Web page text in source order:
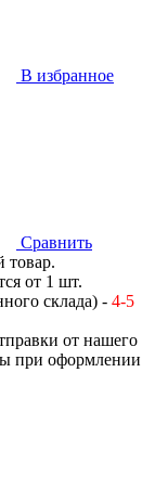
В избранное
Сравнить
товар.
от 1 шт.
склада) - 4-5
от нашего
при оформлении